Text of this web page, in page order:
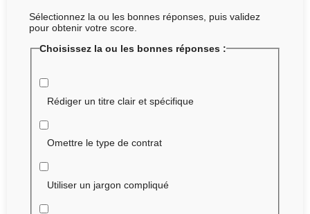
Sélectionnez la ou les bonnes réponses, puis validez
pour obtenir votre score.
Choisissez la ou les bonnes réponses :
Rédiger un titre clair et spécifique
Omettre le type de contrat
Utiliser un jargon compliqué